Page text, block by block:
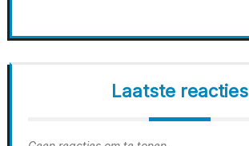
Laatste reacties